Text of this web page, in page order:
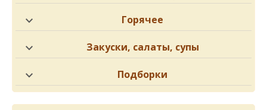
Горячее
Закуски, салаты, супы
Подборки